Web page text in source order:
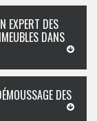
EXPERT DES
DANS
DES